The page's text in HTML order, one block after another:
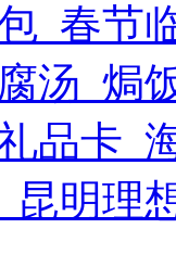
_春节
汤_焗
品卡_
昆明理